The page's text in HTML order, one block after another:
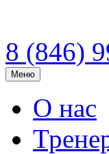
8 (846)
Меню
О нас